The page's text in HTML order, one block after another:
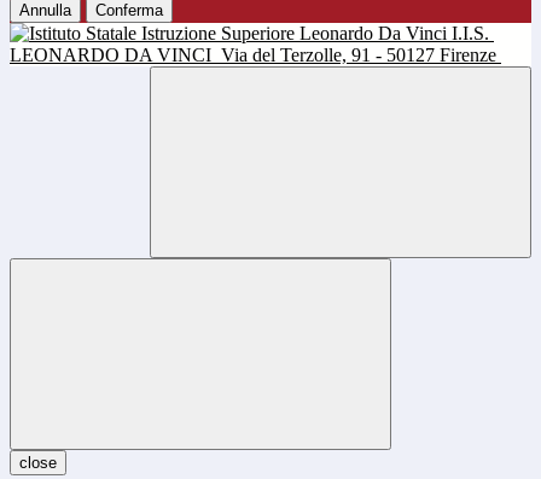
Annulla Conferma
I.I.S.
LEONARDO DA VINCI Via del Terzolle, 91 - 50127 Firenze
close